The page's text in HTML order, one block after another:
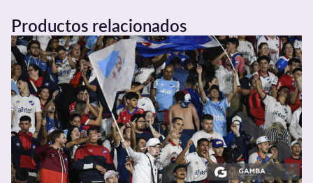
Productos relacionados